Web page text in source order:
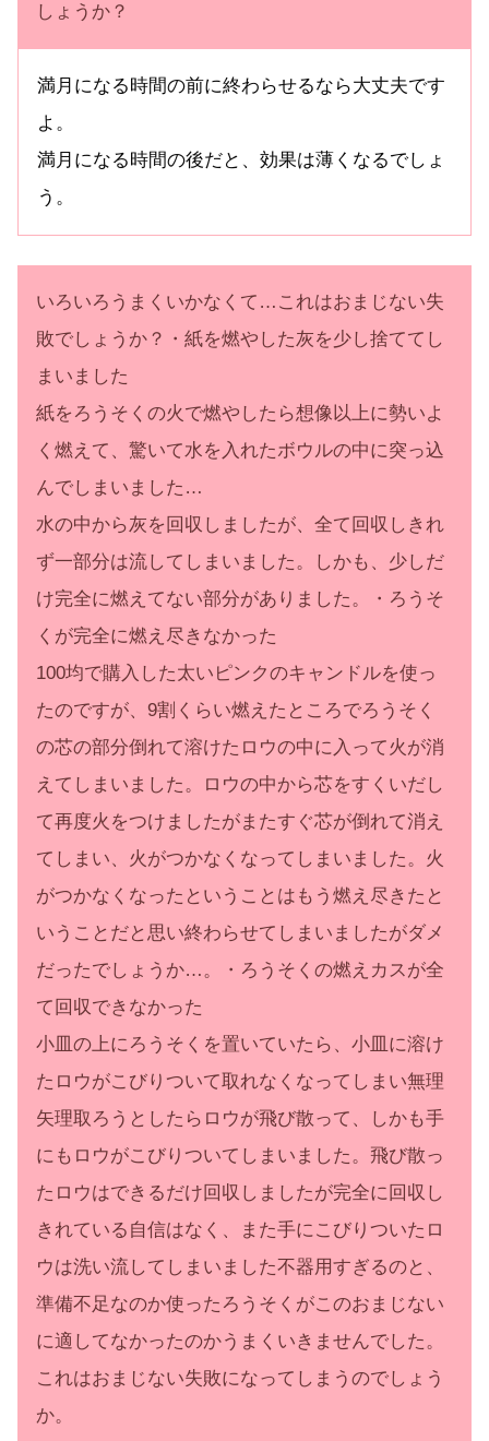
しょうか？
満月になる時間の前に終わらせるなら大丈夫です
よ。
満月になる時間の後だと、効果は薄くなるでしょ
う。
いろいろうまくいかなくて…これはおまじない失
敗でしょうか？・紙を燃やした灰を少し捨ててし
まいました
紙をろうそくの火で燃やしたら想像以上に勢いよ
く燃えて、驚いて水を入れたボウルの中に突っ込
んでしまいました…
水の中から灰を回収しましたが、全て回収しきれ
ず一部分は流してしまいました。しかも、少しだ
け完全に燃えてない部分がありました。・ろうそ
くが完全に燃え尽きなかった
100均で購入した太いピンクのキャンドルを使っ
たのですが、9割くらい燃えたところでろうそく
の芯の部分倒れて溶けたロウの中に入って火が消
えてしまいました。ロウの中から芯をすくいだし
て再度火をつけましたがまたすぐ芯が倒れて消え
てしまい、火がつかなくなってしまいました。火
がつかなくなったということはもう燃え尽きたと
いうことだと思い終わらせてしまいましたがダメ
だったでしょうか…。・ろうそくの燃えカスが全
て回収できなかった
小皿の上にろうそくを置いていたら、小皿に溶け
たロウがこびりついて取れなくなってしまい無理
矢理取ろうとしたらロウが飛び散って、しかも手
にもロウがこびりついてしまいました。飛び散っ
たロウはできるだけ回収しましたが完全に回収し
きれている自信はなく、また手にこびりついたロ
ウは洗い流してしまいました不器用すぎるのと、
準備不足なのか使ったろうそくがこのおまじない
に適してなかったのかうまくいきませんでした。
これはおまじない失敗になってしまうのでしょう
か。